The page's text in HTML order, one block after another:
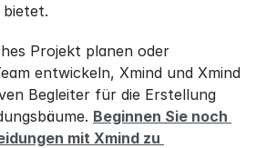
Projekt planen oder
entwickeln, Xmind und Xmind
Begleiter für die Erstellung
Beginnen Sie noch
mit Xmind zu